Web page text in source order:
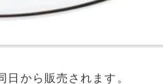
から販売されます。